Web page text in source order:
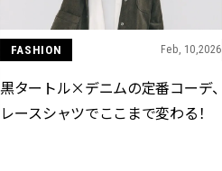
FASHION Feb, 10,2026
黒タートル×デニムの定番コーデ、
レースシャツでここまで変わる！